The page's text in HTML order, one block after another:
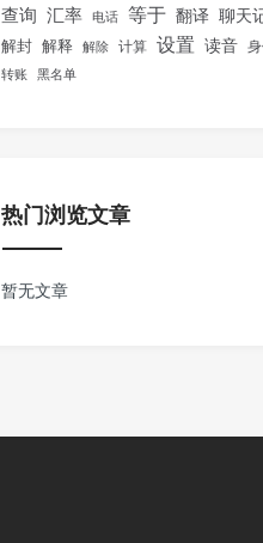
查询 汇率 电话 等于 翻译 聊天
解封 解释 解除 计算 设置 读音
转账 黑名单
热门浏览文章
暂无文章